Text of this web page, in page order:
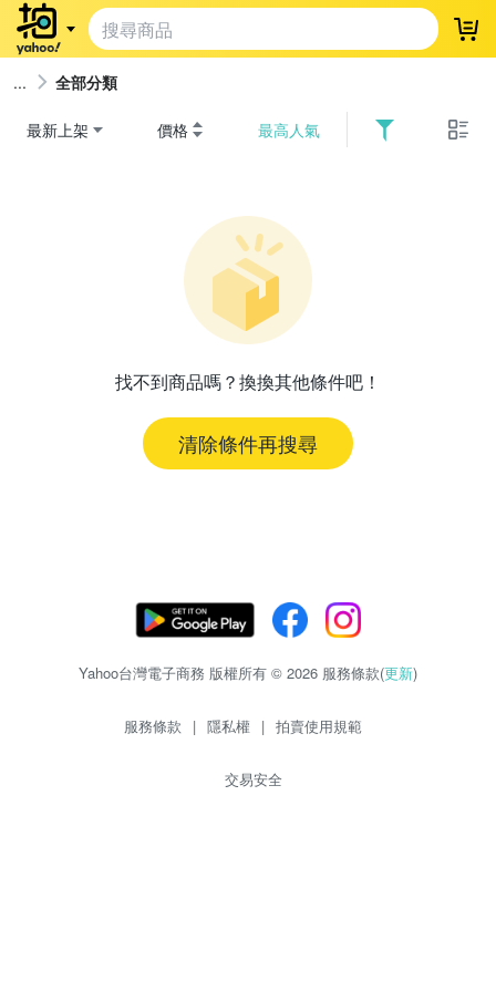
登
全部分類
最新上架 價格 最高人氣
找不到商品嗎？換換其他條件吧！
清除條件再搜尋
Yahoo台灣電子商務 版權所有 © 2026 服務條款(更新)
服務條款 | 隱私權 | 拍賣使用規範
交易安全